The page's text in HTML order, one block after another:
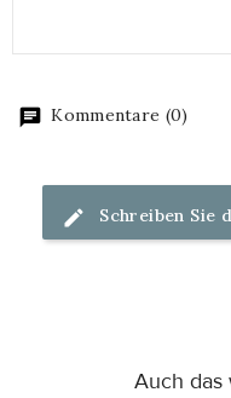
Kommentare (0)
Schreiben Sie
Auch das